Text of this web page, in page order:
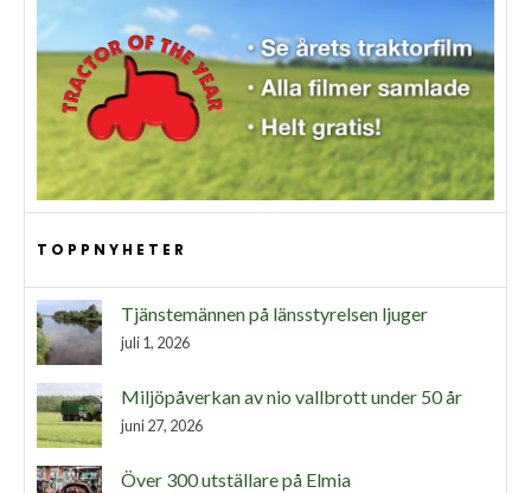
TOPPNYHETER
Tjänstemännen på länsstyrelsen ljuger
juli 1, 2026
Miljöpåverkan av nio vallbrott under 50 år
juni 27, 2026
Över 300 utställare på Elmia